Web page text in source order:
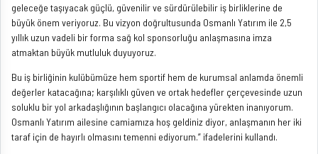
geleceğe taşıyacak güçlü, güvenilir ve sürdürülebilir iş birliklerine de
büyük önem veriyoruz. Bu vizyon doğrultusunda Osmanlı Yatırım ile 2,5
yıllık uzun vadeli bir forma sağ kol sponsorluğu anlaşmasına imza
atmaktan büyük mutluluk duyuyoruz.
Bu iş birliğinin kulübümüze hem sportif hem de kurumsal anlamda önemli
değerler katacağına; karşılıklı güven ve ortak hedefler çerçevesinde uzun
soluklu bir yol arkadaşlığının başlangıcı olacağına yürekten inanıyorum.
Osmanlı Yatırım ailesine camiamıza hoş geldiniz diyor, anlaşmanın her iki
taraf için de hayırlı olmasını temenni ediyorum.” ifadelerini kullandı.